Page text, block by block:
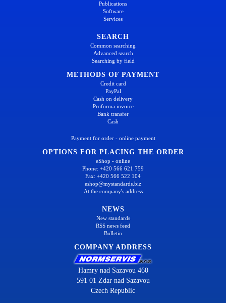
Publications
Software
Services
SEARCH
Common searching
Advanced search
Searching by field
METHODS OF PAYMENT
Credit card
PayPal
Cash on delivery
Proforma invoice
Bank transfer
Cash
Payment for order - online payment
OPTIONS FOR PLACING THE ORDER
eShop - online
Phone: +420 566 621 759
Fax: +420 566 522 104
eshop@mystandards.biz
At the company's address
NEWS
New standards
RSS news feed
Bulletin
COMPANY ADDRESS
Hamry nad Sazavou 460
591 01 Zdar nad Sazavou
Czech Republic